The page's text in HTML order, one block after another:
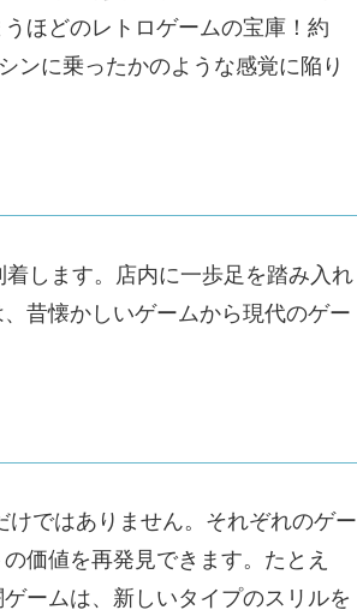
ほどのレトロゲームの宝庫！約
ンに乗ったかのような感覚に陥り
します。店内に一歩足を踏み入れ
昔懐かしいゲームから現代のゲー
けではありません。それぞれのゲー
価値を再発見できます。たとえ
ームは、新しいタイプのスリルを